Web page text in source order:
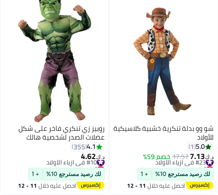
الأحذية المريحة المسطحة للأطفال،
حذاء الساقات الداكنة الأزرق
للكائنات البحرية القابلة للارتداء
شو وو بدلة تنكرية خشبية كلاسيكية
للأولاد
5.0
1
د.ك‏ 7.13
17.57خصم 59% #23 في أزياء الأولاد
أقل سعر في 30 يوم
#23 في أزياء الأولاد
لك رصيد مسترجع 10%
احصل عليه خلال 11 - 12
روبيز زي تنكري فاخر على شكل
عضلات الصدر لشخصية هالك
4.1
355
د.ك‏ 4.62
#10 في أزياء الأولاد
أقل سعر في 7 يوم
#10 في أزياء الأولاد
لك رصيد مسترجع 10%
احصل عليه خلال 11 - 12